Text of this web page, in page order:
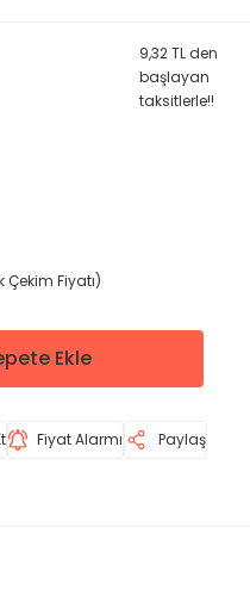
9,32 TL den
başlayan
taksitlerle!!
Çekim Fiyatı)
Ekle
Fiyat Alarmı
Paylaş